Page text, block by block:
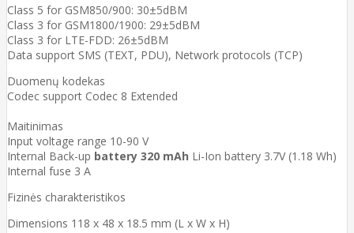
Class 5 for GSM850/900: 30±5dBM
Class 3 for GSM1800/1900: 29±5dBM
Class 3 for LTE-FDD: 26±5dBM
Data support SMS (TEXT, PDU), Network protocols (TCP)
Duomenų kodekas
Codec support Codec 8 Extended
Maitinimas
Input voltage range 10-90 V
Internal Back-up battery 320 mAh Li-Ion battery 3.7V (1.18 Wh)
Internal fuse 3 A
Fizinės charakteristikos
Dimensions 118 x 48 x 18.5 mm (L x W x H)